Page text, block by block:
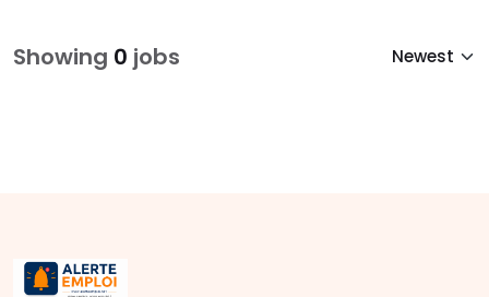
Showing 0 jobs